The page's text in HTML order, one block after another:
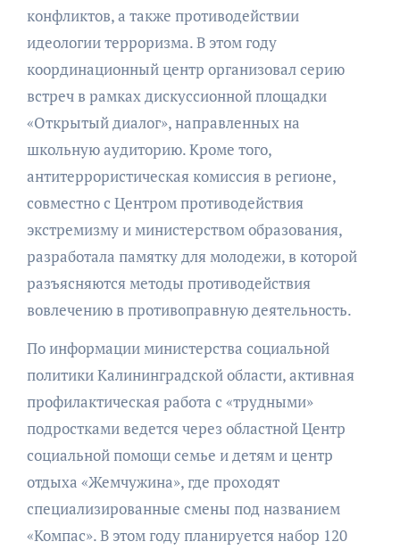
конфликтов, а также противодействии
идеологии терроризма. В этом году
координационный центр организовал серию
встреч в рамках дискуссионной площадки
«Открытый диалог», направленных на
школьную аудиторию. Кроме того,
антитеррористическая комиссия в регионе,
совместно с Центром противодействия
экстремизму и министерством образования,
разработала памятку для молодежи, в которой
разъясняются методы противодействия
вовлечению в противоправную деятельность.
По информации министерства социальной
политики Калининградской области, активная
профилактическая работа с «трудными»
подростками ведется через областной Центр
социальной помощи семье и детям и центр
отдыха «Жемчужина», где проходят
специализированные смены под названием
«Компас». В этом году планируется набор 120